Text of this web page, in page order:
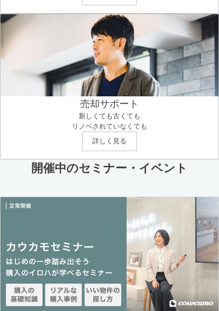
売却サポート
新しくても古くても
リノベされていなくても
詳しく見る
開催中のセミナー・イベント